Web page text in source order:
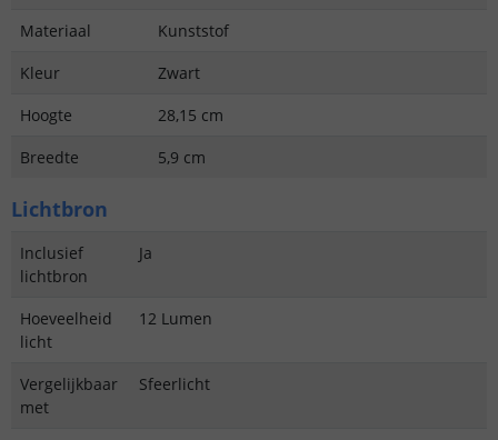
Materiaal
Kunststof
Kleur
Zwart
Hoogte
28,15 cm
Breedte
5,9 cm
Lichtbron
Inclusief
lichtbron
Ja
Hoeveelheid
licht
12 Lumen
Vergelijkbaar
met
Sfeerlicht